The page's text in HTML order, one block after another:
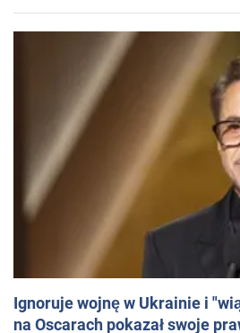
Ignoruje wojnę w Ukrainie i
na Oscarach pokazał swoje